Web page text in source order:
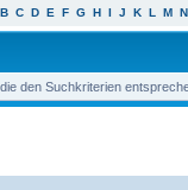
B C D E F G H I J K L M N
den Suchkriterien